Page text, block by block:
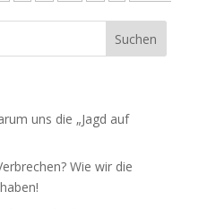
uns die „Jagd auf
Wie wir die